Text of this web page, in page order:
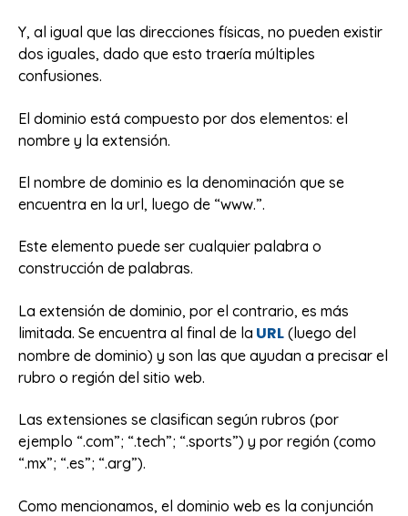
Y, al igual que las direcciones físicas, no pueden existir
dos iguales, dado que esto traería múltiples
confusiones.
El dominio está compuesto por dos elementos: el
nombre y la extensión.
El nombre de dominio es la denominación que se
encuentra en la url, luego de “www.”.
Este elemento puede ser cualquier palabra o
construcción de palabras.
La extensión de dominio, por el contrario, es más
limitada. Se encuentra al final de la URL (luego del
nombre de dominio) y son las que ayudan a precisar el
rubro o región del sitio web.
Las extensiones se clasifican según rubros (por
ejemplo “.com”; “.tech”; “.sports”) y por región (como
“.mx”; “.es”; “.arg”).
Como mencionamos, el dominio web es la conjunción